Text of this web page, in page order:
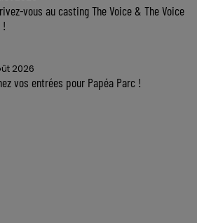
vous au casting The Voice & The Voice
!
2026
vos entrées pour Papéa Parc !